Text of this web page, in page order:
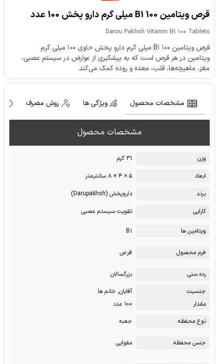
قرص ویتامین B1 100 میلی گرم دارو پخش 100 عدد
Darou Pakhsh Vitamin B1 100 Tablets
قرص ویتامین B۱ ۱۰۰ میلی گرم دارو پخش حاوی ۱۰۰ میلی گرم
ویتامین در هر قرص است که به پیشگیری از عوارض در سیستم عصبی،
مغز، ماهیچه‌ها، قلب، معده و روده کمک می‌کند.
مشخصات محصول ویژگی ها روش مصرف
مشخصات محصول
وزن
۳۱ گرم
ابعاد
۵ × ۴ × ۸ سانتیمتر
برند
داروپخش (Darupakhsh)
کارایی
تقویت سیستم عصبی
ویتامین ها B۱
فرم محصول قرص
رده سنی
بزرگسالان
جنسیت
آقایان, خانم ها
مقدار
۱۰۰ عدد
نوع محفظه
جعبه
جنس محفظه مقوایی